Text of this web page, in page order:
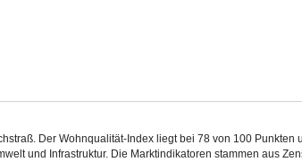
Der Wohnqualität-Index liegt bei 78 von 100 Punkten
und Infrastruktur. Die Marktindikatoren stammen aus